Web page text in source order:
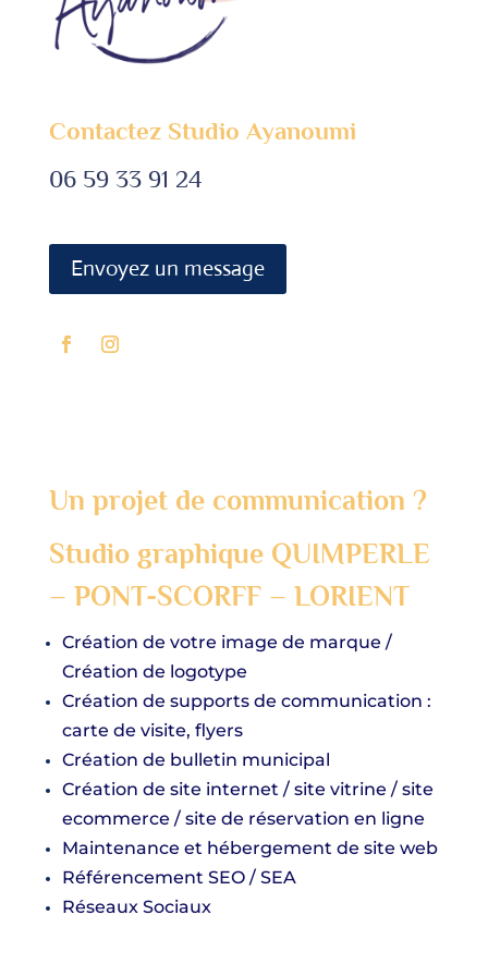
Contactez Studio Ayanoumi
06 59 33 91 24
Envoyez un message
Un projet de communication ?
Studio graphique QUIMPERLE
– PONT-SCORFF – LORIENT
Création de votre image de marque /
Création de logotype
Création de supports de communication :
carte de visite, flyers
Création de bulletin municipal
Création de site internet / site vitrine / site
ecommerce / site de réservation en ligne
Maintenance et hébergement de site web
Référencement SEO / SEA
Réseaux Sociaux